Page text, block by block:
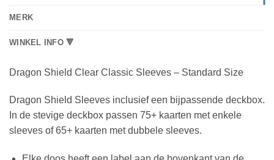
MERK
WINKEL INFO 🔻
Dragon Shield Clear Classic Sleeves – Standard Size
Dragon Shield Sleeves inclusief een bijpassende deckbox.
In de stevige deckbox passen 75+ kaarten met enkele
sleeves of 65+ kaarten met dubbele sleeves.